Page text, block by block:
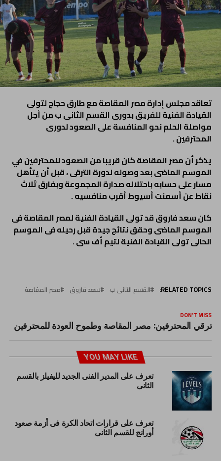
تعاقد مجلس إدارة مصر المقاصة مع طارق حجاج لتولى
القيادة الفنية للفريق بدورى القسم الثانى ب من أجل
مواصلة الحلم نحو المنافسة على الصعود لدورى
المحترفين .
يذكر أن مصر المقاصة كان قريبا من الصعود للمحترفين في
الموسم الماضى بعد وصوله لدورة الترقى ، قبل أن يتأهل
مسار على حسابه باحتلاله صدارة المجموعة وبفارق ثلاث
نقاط عن أسمنت أسيوط أقرب منافسيه .
كان سعد فاروق قد تولى القيادة الفنية لمصر المقاصة فى
الموسم الماضى وحقق نتائج جيدة قبل رحيله فى الموسم
الحالى تولى القيادة الفنية لتيم أف سى .
RELATED TOPICS: القسم الثانى ب سعد فاروق مصر المقاصة
DON'T MISS
ترقي المحترفين: مصر المقاصة وطموح العودة للمحترفين
YOU MAY LIKE
تعرف على المدير الفنى الجديد لليفيلز بالقسم
الثانى
تعرف على قرارات اتحاد الكرة فى أزمة صعود
أورانج للقسم الثانى